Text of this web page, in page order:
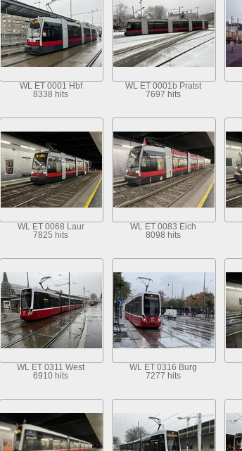
WL ET 0001 Hbf
8338 hits
WL ET 0001b Pratst
7697 hits
WL ET 0068 Laur
7825 hits
WL ET 0083 Eich
8098 hits
WL ET 0311 West
6910 hits
WL ET 0316 Burg
7277 hits